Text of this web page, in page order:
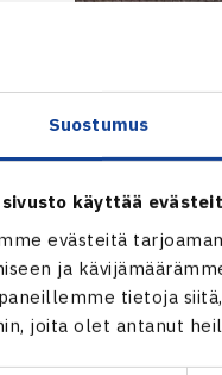
Suostumus
sivusto käyttää
evästeitä
ja
tietoja
joita olet antanut